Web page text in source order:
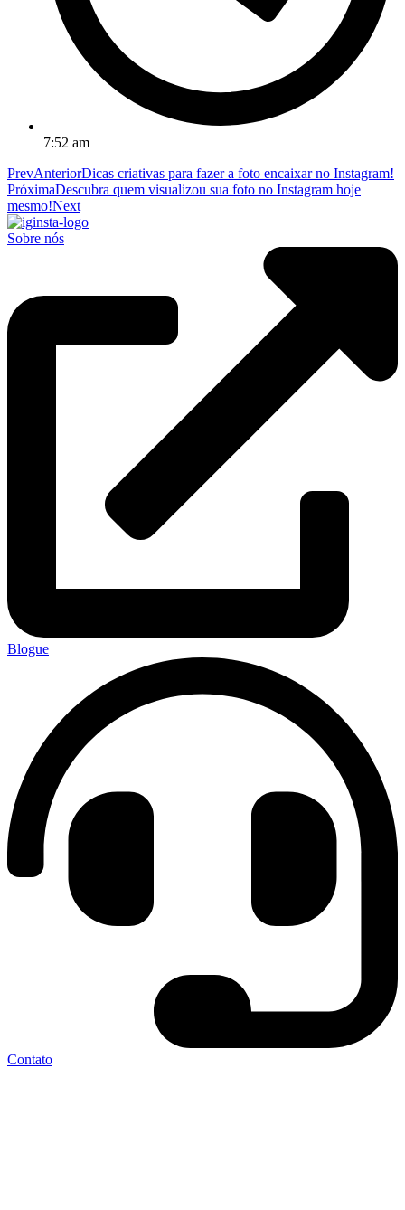
7:52 am
PrevAnteriorDicas criativas para fazer a foto encaixar no Instagram!
PróximaDescubra quem visualizou sua foto no Instagram hoje
mesmo!Next
Sobre nós
Blogue
Contato